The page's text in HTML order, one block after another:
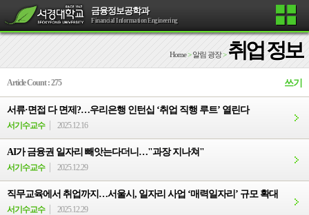
금융정보공학과
Financial Information Engineering
Home> 알림 광장> 취업 정보
Article Count : 275 쓰기
서류·면접 다 면제?…우리은행 인턴십 ‘취업 직행 루트’ 열린다
서기수교수 2025.12.16
AI가 금융권 일자리 빼앗는다더니…"과장 지나쳐"
서기수교수 2025.12.29
직무교육에서 취업까지…서울시, 일자리 사업 ‘매력일자리’ 규모 확대
서기수교수 2025.12.29